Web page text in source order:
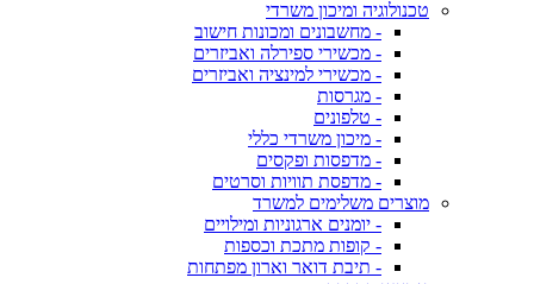
טכנולוגיה ומיכון משרדי
- מחשבונים ומכונות חישוב
- מכשירי ספירלה ואביזרים
- מכשירי למינציה ואביזרים
- מגרסות
- טלפונים
- מיכון משרדי כללי
- מדפסות ופקסים
- מדפסת תוויות וסרטים
מוצרים משלימים למשרד
- יומנים ארגוניות ומילויים
- קופות מתכת וכספות
- תיבת דואר וארון מפתחות